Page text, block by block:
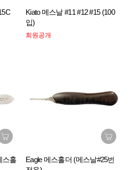
Kiato 메스날 #11 #12 #15 (100
입)
회원공개
스홀
Eagle 메스홀더 (메스날#25번